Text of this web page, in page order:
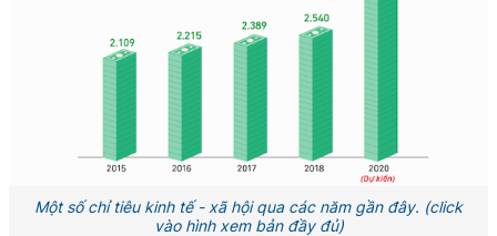
Một số chỉ tiêu kinh tế - xã hội qua các năm gần đây. (click
vào hình xem bản đầy đủ)